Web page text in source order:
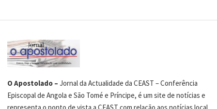
O Apostolado – Jornal da Actualidade da CEAST – Conferência
Episcopal de Angola e São Tomé e Príncipe, é um site de notícias e